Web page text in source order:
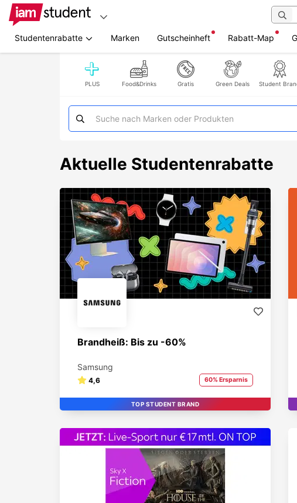
Studentenrabatte Marken Gutscheinheft Rabatt-Map
PLUS Food&Drinks Gratis Green Deals Student
Aktuelle Studentenrabatte
Brandheiß: Bis zu -60%
Samsung
4,6 60% Ersparnis
TOP STUDENT BRAND